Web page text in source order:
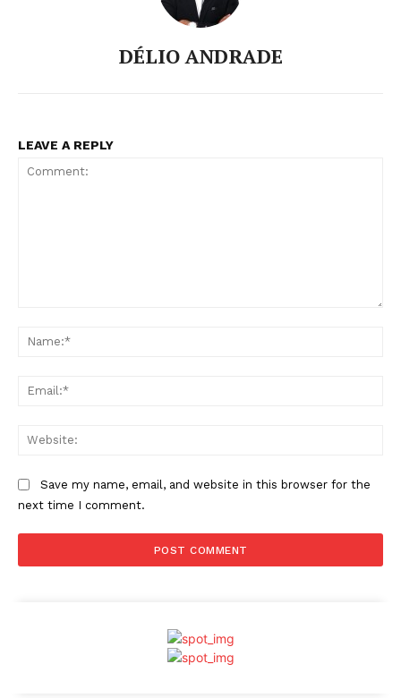
DÉLIO ANDRADE
LEAVE A REPLY
Save my name, email, and website in this browser for the
next time I comment.